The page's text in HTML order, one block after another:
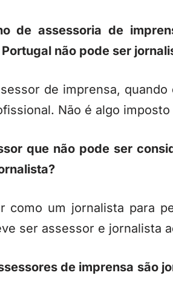
de assessoria de
não pode ser
de imprensa,
Não é algo
que não pode ser
como um jornalista para
ser assessor e jornalista
de imprensa são